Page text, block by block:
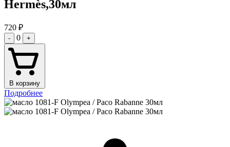
Hermès,30мл
720 ₽
- 0 +
В корзину
Подробнее